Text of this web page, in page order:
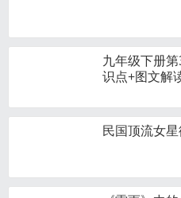
九年级下册
识点+图文解
民国顶流女